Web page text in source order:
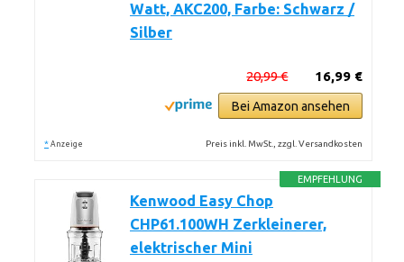
Watt, AKC200, Farbe: Schwarz /
Silber
16,99 €
20,99 €
Bei Amazon ansehen
* Anzeige Preis inkl. MwSt., zzgl. Versandkosten
EMPFEHLUNG
Kenwood Easy Chop
CHP61.100WH Zerkleinerer,
elektrischer Mini